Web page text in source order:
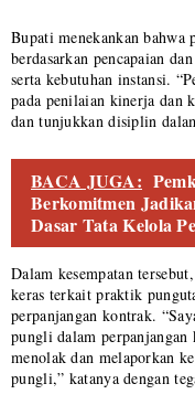
Bupati menekankan bahwa
berdasarkan pencapaian
serta kebutuhan instansi.
pada penilaian kinerja dan
dan tunjukkan disiplin
BACA JUGA:
Berkomitmen
Dasar Tata Kelola
Dalam kesempatan
keras terkait praktik
perpanjangan kontrak.
pungli dalam perpanjangan
menolak dan melaporkan
pungli,” katanya dengan